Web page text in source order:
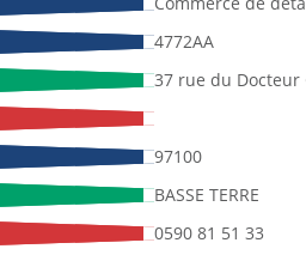
4772AA
37 rue du Docteur
97100
BASSE TERRE
0590 81 51 33